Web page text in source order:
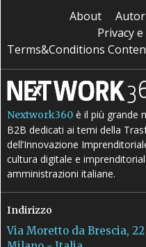
About
Privacy
Terms&Conditions
Nextwork360 è il più grande
B2B dedicati ai temi della
dell’Innovazione
cultura digitale e
amministrazioni italiane.
Indirizzo
Via Moretto da Brescia, 22